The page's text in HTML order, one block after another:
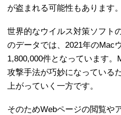
が盗まれる可能性もあります。
世界的なウイルス対策ソフト
のデータでは、2021年のMac
1,800,000件となっています。
攻撃手法が巧妙になっている
上がっていく一方です。
そのためWebページの閲覧や